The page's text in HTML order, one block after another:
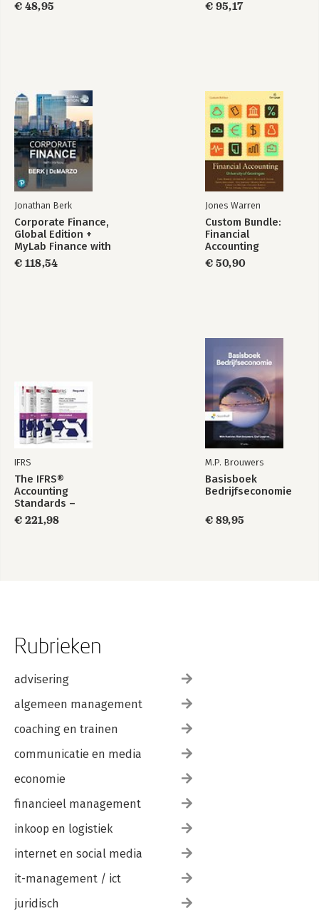
€ 48,95 € 95,17
Jonathan Berk
Corporate Finance,
Global Edition +
MyLab Finance with
Pearson eText
(Package)
€ 118,54
Jones Warren
Custom Bundle:
Financial
Accounting
€ 50,90
IFRS
The IFRS®
Accounting
Standards –
Required Annotated
1 January 2026
€ 221,98
M.P. Brouwers
Basisboek
Bedrijfseconomie
€ 89,95
Rubrieken
advisering
algemeen management
coaching en trainen
communicatie en media
economie
financieel management
inkoop en logistiek
internet en social media
it-management / ict
juridisch